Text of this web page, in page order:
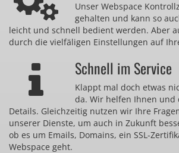
Unser Webspace
gehalten und kann so
leicht und schnell bedient werden. Aber
durch die vielfäligen Einstellungen auf
Schnell im Service
Klappt mal doch etwas
da. Wir helfen Ihnen und
Details. Gleichzeitig nutzen wir Ihre
unserer Dienste, um auch in Zukunft
ob es um Emails, Domains, ein SSL-
Webspace geht.